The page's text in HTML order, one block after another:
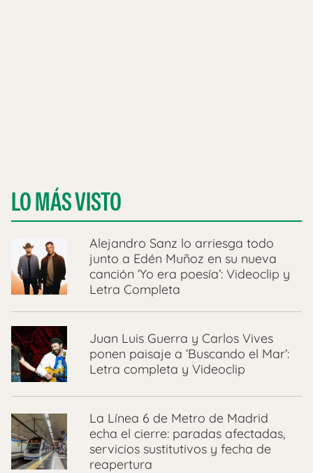
LO MÁS VISTO
Alejandro Sanz lo arriesga todo
junto a Edén Muñoz en su nueva
canción ‘Yo era poesía’: Videoclip y
Letra Completa
Juan Luis Guerra y Carlos Vives
ponen paisaje a ‘Buscando el Mar’:
Letra completa y Videoclip
La Línea 6 de Metro de Madrid
echa el cierre: paradas afectadas,
servicios sustitutivos y fecha de
reapertura